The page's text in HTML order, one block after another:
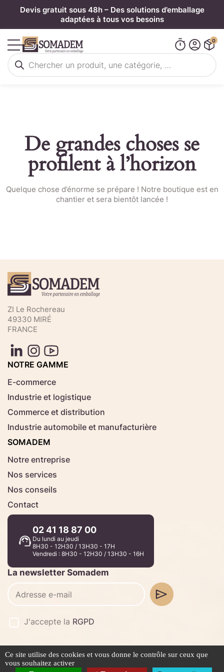
Devis gratuit sous 48h – Des solutions d’emballage
adaptées à tous vos besoins
de
0
De grandes choses se
profilent à l’horizon
Quelque chose d’énorme se prépare ! Notre boutique est en
chantier et sera bientôt lancée !
commande rapide
Aucun fichier
Télécharger
ZI Le Rochereau
49330 MIRÉ
FRANCE
NOTRE GAMME
E-commerce
Industrie et logistique
Commerce et distribution
Industrie automobile et manufacturière
SOMADEM
Notre entreprise
Nos services
Nos conseils
Contact
02 41 18 87 00
Du lundi au jeudi
8H30 - 12H30 / 13H30 - 17H
Vendredi : 8H30 - 12H30 / 13H30 - 16H
La newsletter Somadem
J'accepte la RGPD
©2026 -Stafe.fr
Mentions légales
Politique de confidentialité
Panneau de gestion des cookies
Ce site utilise des cookies et vous donne le contrôle sur ceux que
vous souhaitez activer